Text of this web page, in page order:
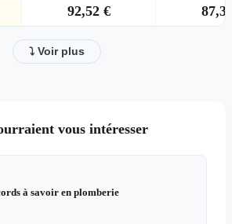
92,52 €
⤵ Voir plus
vous intéresser
à savoir en plomberie